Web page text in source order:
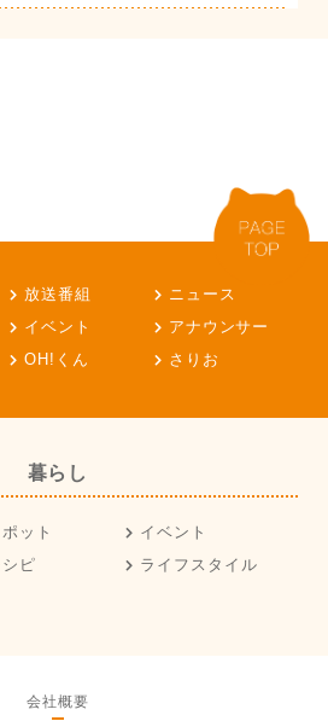
放送番組
ニュース
イベント
アナウンサー
OH!くん さりお
暮らし
ポット
イベント
シピ
ライフスタイル
会社概要